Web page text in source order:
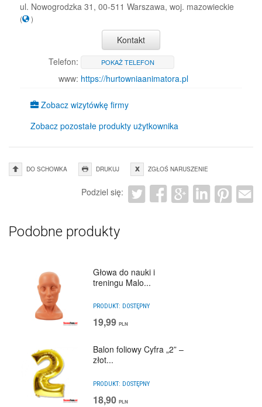
ul. Nowogrodzka 31, 00-511 Warszawa, woj. mazowieckie
( )
Kontakt
Telefon:
POKAŻ TELEFON
www: https://hurtowniaanimatora.pl
Zobacz wizytówkę firmy
Zobacz pozostałe produkty użytkownika
DO SCHOWKA DRUKUJ ZGŁOŚ NARUSZENIE
Podziel się:
Podobne produkty
Głowa do nauki i
treningu Malo...
PRODUKT: DOSTĘPNY
19,99 PLN
Balon foliowy Cyfra „2” –
złot...
PRODUKT: DOSTĘPNY
18,90 PLN